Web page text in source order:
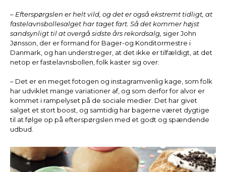
– Efterspørgslen er helt vild, og det er også ekstremt tidligt, at
fastelavnsbollesalget har taget fart. Så det kommer højst
sandsynligt til at overgå sidste års rekordsalg, siger John
Jønsson, der er formand for Bager-og Konditormestre i
Danmark, og han understreger, at det ikke er tilfældigt, at det
netop er fastelavnsbollen, folk kaster sig over:
– Det er en meget fotogen og instagramvenlig kage, som folk
har udviklet mange variationer af, og som derfor for alvor er
kommet i rampelyset på de sociale medier. Det har givet
salget et stort boost, og samtidig har bagerne været dygtige
til at følge op på efterspørgslen med et godt og spændende
udbud.